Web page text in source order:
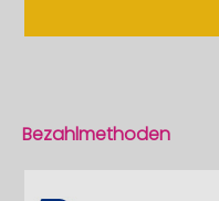
Bezahlmethoden